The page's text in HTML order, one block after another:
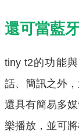
還可當藍
tiny t2的功能
話、簡訊之外
還具有簡易多
樂播放，並可